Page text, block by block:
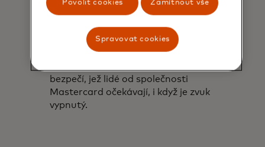
Hmatový aspekt: Pocit
důvěry.
Charakteristická sekvence vibrací,
bezpečí, jež lidé od společnosti
Mastercard očekávají, i když je zvuk
vypnutý.
Povolit cookies Zamítnout vše
Spravovat cookies